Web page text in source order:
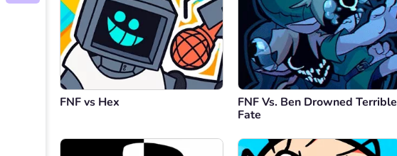
FNF vs Hex
FNF Vs. Ben Drowned Terrible
Fate